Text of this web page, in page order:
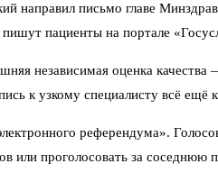
направил письмо главе
пишут пациенты на портале
независимая оценка
к узкому специалисту всё ещё
референдума».
или проголосовать за соседнюю